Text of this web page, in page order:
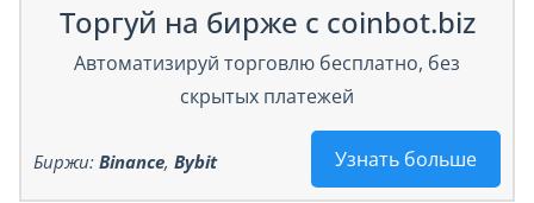
Торгуй на бирже с coinbot.biz
Автоматизируй торговлю бесплатно, без
скрытых платежей
Узнать больше
Биржи: Binance, Bybit